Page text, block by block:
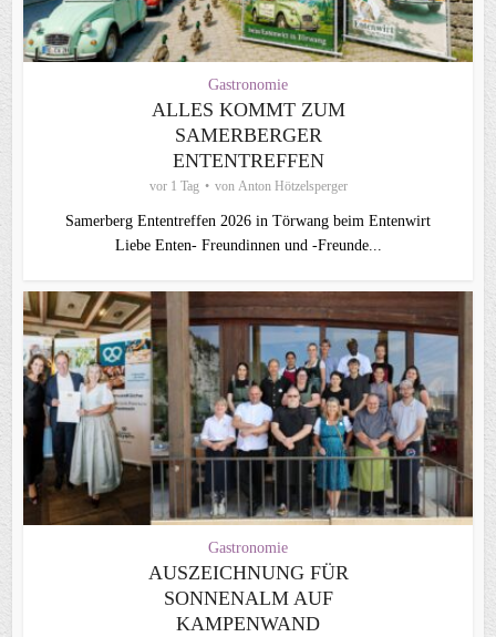
Gastronomie
ALLES KOMMT ZUM
SAMERBERGER
ENTENTREFFEN
vor 1 Tag von Anton Hötzelsperger
Samerberg Ententreffen 2026 in Törwang beim Entenwirt
Liebe Enten- Freundinnen und -Freunde...
Gastronomie
AUSZEICHNUNG FÜR
SONNENALM AUF
KAMPENWAND